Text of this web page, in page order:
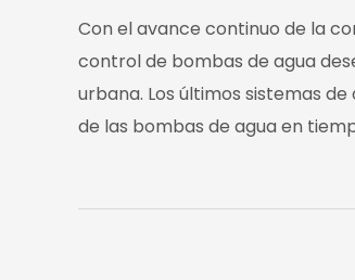
Con el avance continuo de la
control de bombas de agua
urbana. Los últimos sistemas
de las bombas de agua en